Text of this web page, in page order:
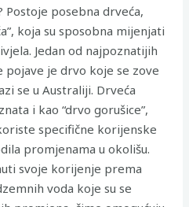
Postoje posebna drveća,
koja su sposobna mijenjati
Jedan od najpoznatijih
je drvo koje se zove
se u Australiji. Drveća
i kao “drvo gorušice”,
specifične korijenske
promjenama u okolišu.
svoje korijenje prema
voda koje su se